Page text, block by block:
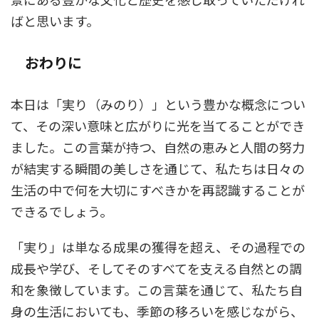
ばと思います。
おわりに
本日は「実り（みのり）」という豊かな概念につい
て、その深い意味と広がりに光を当てることができ
ました。この言葉が持つ、自然の恵みと人間の努力
が結実する瞬間の美しさを通じて、私たちは日々の
生活の中で何を大切にすべきかを再認識することが
できるでしょう。
「実り」は単なる成果の獲得を超え、その過程での
成長や学び、そしてそのすべてを支える自然との調
和を象徴しています。この言葉を通じて、私たち自
身の生活においても、季節の移ろいを感じながら、